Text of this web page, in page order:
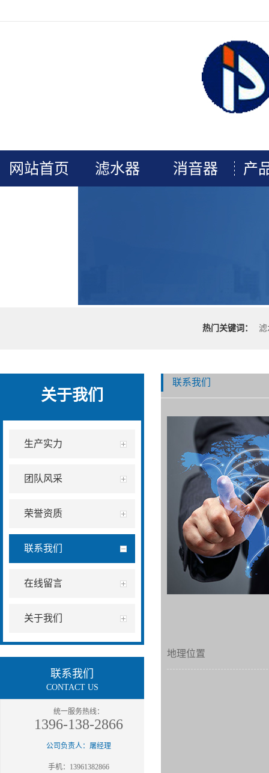
网站首页 滤水器 消音器 产
热门关键词： 滤
关于我们
生产实力
团队风采
荣誉资质
联系我们
在线留言
关于我们
联系我们
CONTACT US
统一服务热线：
1396-138-2866
公司负责人：屠经理
手机：13961382866
联系我们
地理位置